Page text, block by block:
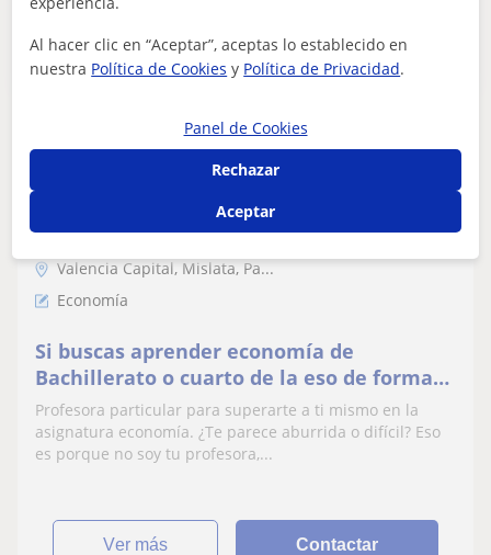
Publica un anuncio y los profesores podrán contactarte
Publicar anuncio
€/h
Silvia
Valencia Capital, Mislata, Pa...
Economía
Si buscas aprender economía de
Bachillerato o cuarto de la eso de forma
fácil, no sigas buscando. Soy tu profesora
ideal.
Profesora particular para superarte a ti mismo en la
asignatura economía. ¿Te parece aburrida o difícil? Eso
es porque no soy tu profesora,...
ver más Contactar
Al hacer clic en “Aceptar”, aceptas lo establecido en
nuestra Política de Cookies y Política de Privacidad.
Panel de Cookies
Rechazar
Aceptar